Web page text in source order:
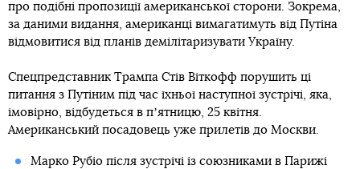
про подібні пропозиції американської сторони. Зокрема,
за даними видання, американці вимагатимуть від Путіна
відмовитися від планів демілітаризувати Україну.
Спецпредставник Трампа Стів Віткофф порушить ці
питання з Путіним під час їхньої наступної зустрічі, яка,
імовірно, відбудеться в пʼятницю, 25 квітня.
Американський посадовець уже прилетів до Москви.
Марко Рубіо після зустрічі із союзниками в Парижі